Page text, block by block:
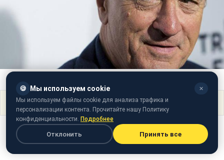
Фото: Роберт де Ніро (facebook.com Robert-DeNiro)
Поделиться
🍪 Мы используем cookie ✕
Мы используем файлы cookie для анализа трафика и
персонализации контента. Прочитайте нашу Политику
конфиденциальности. Подробнее
Отклонить Принять все